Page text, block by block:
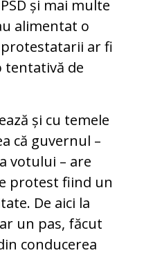
și mai multe
alimentat o
ar fi
tentativă de
și cu temele
că guvernul –
votului – are
protest fiind un
De aici la
un pas, făcut
conducerea